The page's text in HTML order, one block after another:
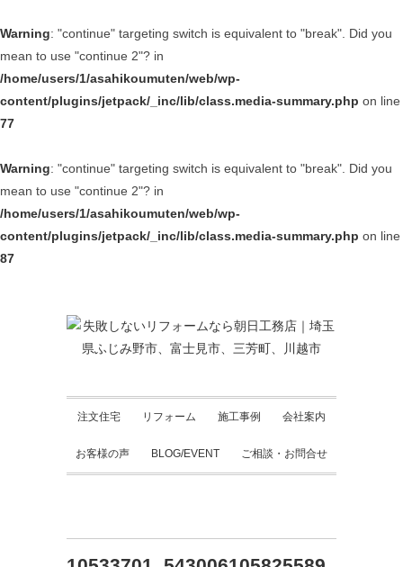
Warning: "continue" targeting switch is equivalent to "break". Did you
mean to use "continue 2"? in
/home/users/1/asahikoumuten/web/wp-
content/plugins/jetpack/_inc/lib/class.media-summary.php on line
77
Warning: "continue" targeting switch is equivalent to "break". Did you
mean to use "continue 2"? in
/home/users/1/asahikoumuten/web/wp-
content/plugins/jetpack/_inc/lib/class.media-summary.php on line
87
注文住宅 リフォーム 施工事例 会社案内
お客様の声 BLOG/EVENT ご相談・お問合せ